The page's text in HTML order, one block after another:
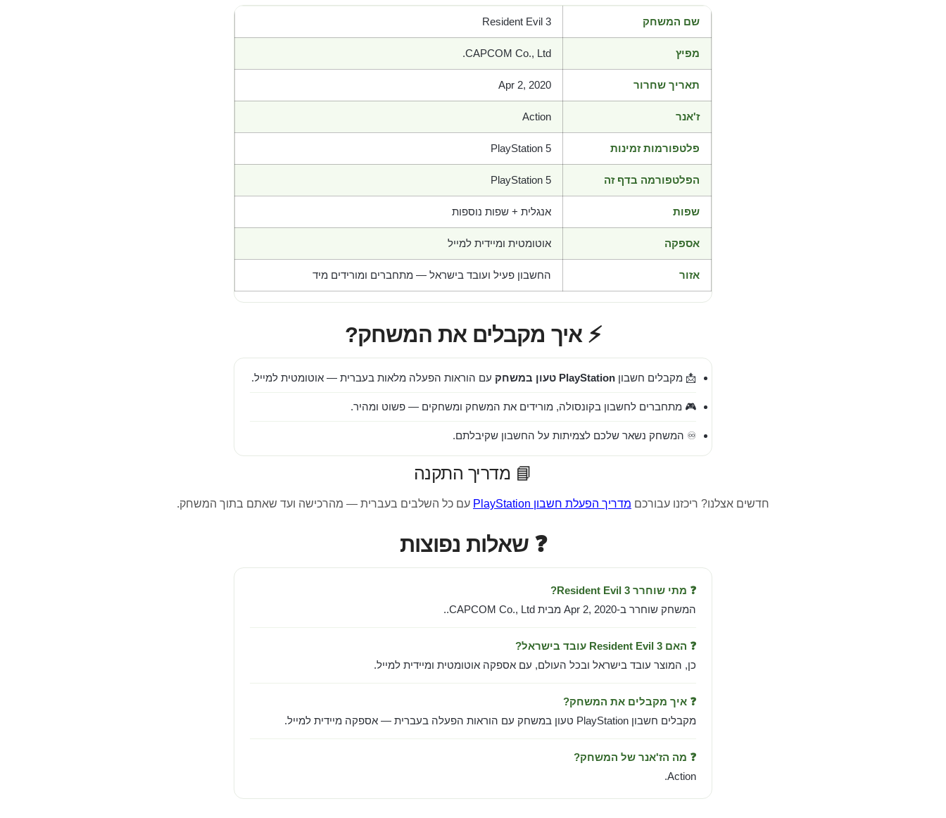
שם המשחק Resident Evil 3
מפיץ CAPCOM Co., Ltd.
תאריך שחרור Apr 2, 2020
ז'אנר Action
פלטפורמות זמינות PlayStation 5
הפלטפורמה בדף זה PlayStation 5
שפות אנגלית + שפות נוספות
אספקה אוטומטית ומיידית למייל
אזור החשבון פעיל ועובד בישראל — מתחברים ומורידים מיד
⚡ איך מקבלים את המשחק?
📩 מקבלים חשבון PlayStation טעון במשחק עם הוראות הפעלה מלאות בעברית — אוטומטית למייל.
🎮 מתחברים לחשבון בקונסולה, מורידים את המשחק ומשחקים — פשוט ומהיר.
♾️ המשחק נשאר שלכם לצמיתות על החשבון שקיבלתם.
📘 מדריך התקנה
חדשים אצלנו? ריכזנו עבורכם מדריך הפעלת חשבון PlayStation עם כל השלבים בעברית — מהרכישה ועד שאתם בתוך המשחק.
❓ שאלות נפוצות
❓ מתי שוחרר Resident Evil 3?
המשחק שוחרר ב-Apr 2, 2020 מבית CAPCOM Co., Ltd..
❓ האם Resident Evil 3 עובד בישראל?
כן, המוצר עובד בישראל ובכל העולם, עם אספקה אוטומטית ומיידית למייל.
❓ איך מקבלים את המשחק?
מקבלים חשבון PlayStation טעון במשחק עם הוראות הפעלה בעברית — אספקה מיידית למייל.
❓ מה הז'אנר של המשחק?
Action.